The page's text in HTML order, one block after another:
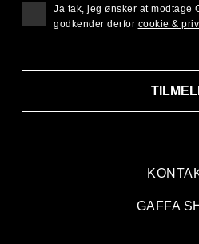
GAFFA
Ja tak, jeg ønsker at modtage
godkender derfor cookie &